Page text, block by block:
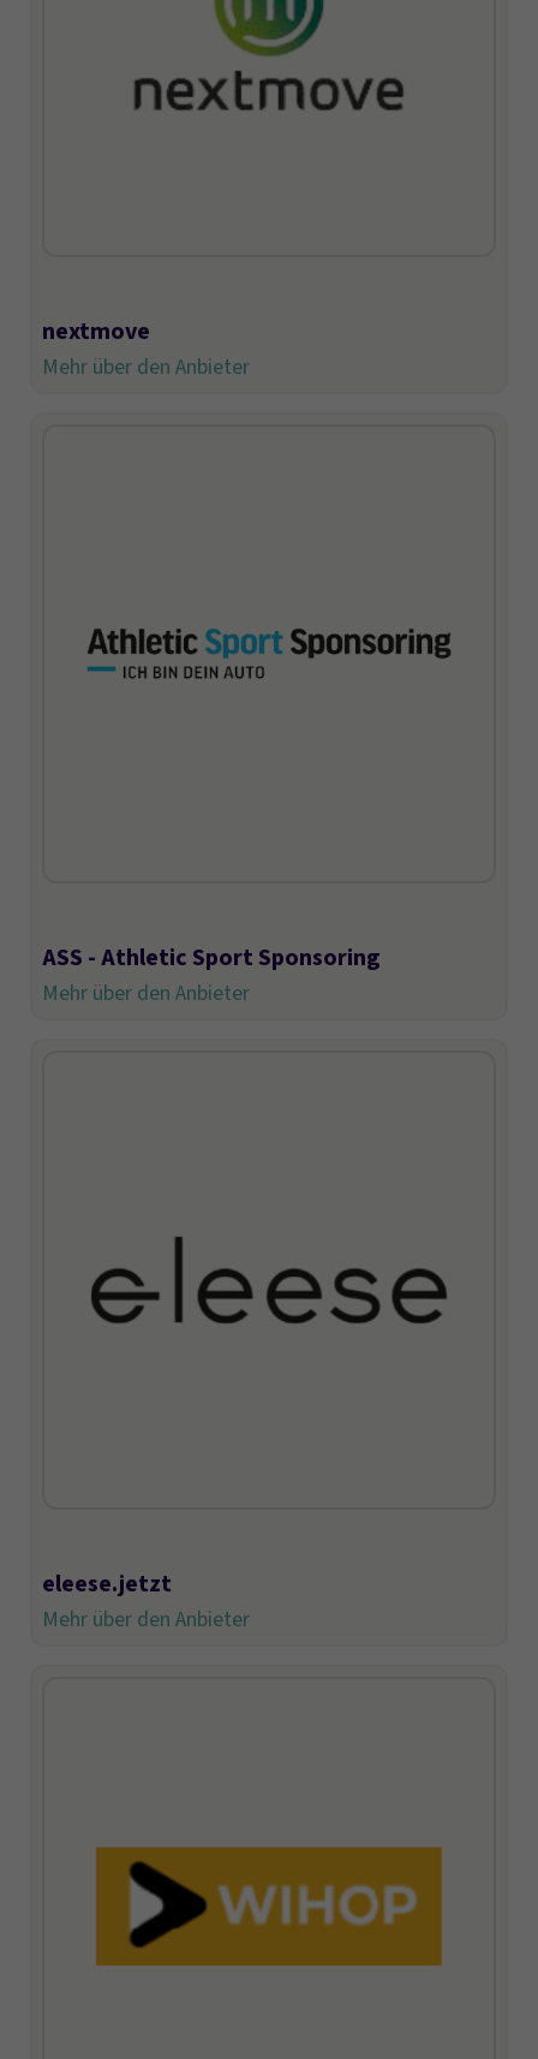
nextmove
Mehr über den Anbieter
ASS - Athletic Sport Sponsoring
Mehr über den Anbieter
eleese.jetzt
Mehr über den Anbieter